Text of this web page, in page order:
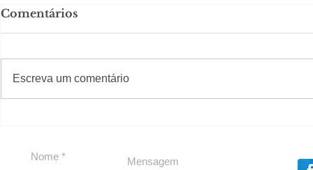
para São Paulo
Comentários
Escreva um comentário
#Sugestões